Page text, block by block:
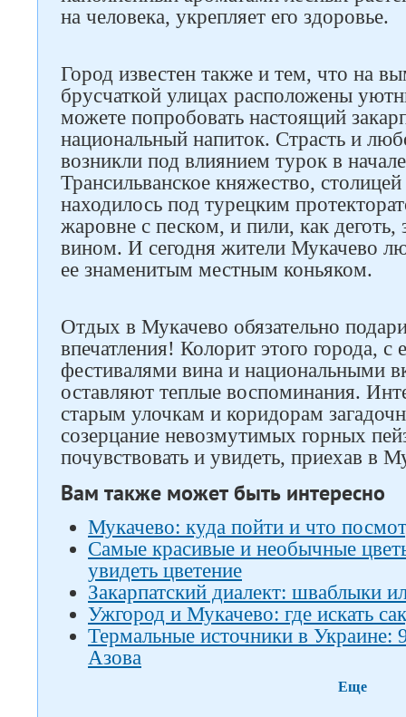
на человека, укрепляет его здоровье.
Город известен также и тем, что на
брусчаткой улицах расположены
можете попробовать настоящий
национальный напиток. Страсть и
возникли под влиянием турок в
Трансильванское княжество,
находилось под турецким
жаровне с песком, и пили, как деготь,
вином. И сегодня жители Мукачево
ее знаменитым местным коньяком.
Отдых в Мукачево обязательно
впечатления! Колорит этого города, с
фестивалями вина и национальными
оставляют теплые воспоминания.
старым улочкам и коридорам
созерцание невозмутимых горных
почувствовать и увидеть, приехав в
Вам также может быть интересно
Мукачево: куда пойти и что
Самые красивые и необычные
увидеть цветение
Закарпатский диалект: шваблыки
Ужгород и Мукачево: где искать
Термальные источники в Украине:
Азова
Еще